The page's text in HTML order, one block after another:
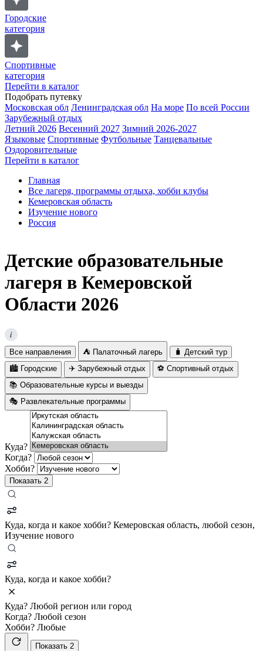
Городские
категория
Спортивные
категория
Перейти в каталог
Подобрать путевку
Московская обл Ленинградская обл На море По всей России
Зарубежный отдых
Летний 2026 Весенний 2027 Зимний 2026-2027
Языковые Спортивные Футбольные Танцевальные
Оздоровительные
Перейти в каталог
Главная
Все лагеря, программы отдыха, хобби клубы
Кемеровская область
Изучение нового
Россия
Детские образовательные
лагеря в Кемеровской
Области 2026
i
Все направления ⛺ Палаточный лагерь
🧳 Детский тур
🏙️ Городские
✈️ Зарубежный отдых
⚽ Спортивный отдых
📚 Образовательные курсы и выезды
🎭 Развлекательные программы
Куда?
Когда?
Хобби?
Показать 2
Куда, когда и какое хобби? Кемеровская область, любой сезон,
Изучение нового
Куда, когда и какое хобби?
Куда? Любой регион или город
Когда? Любой сезон
Хобби? Любые
Показать 2